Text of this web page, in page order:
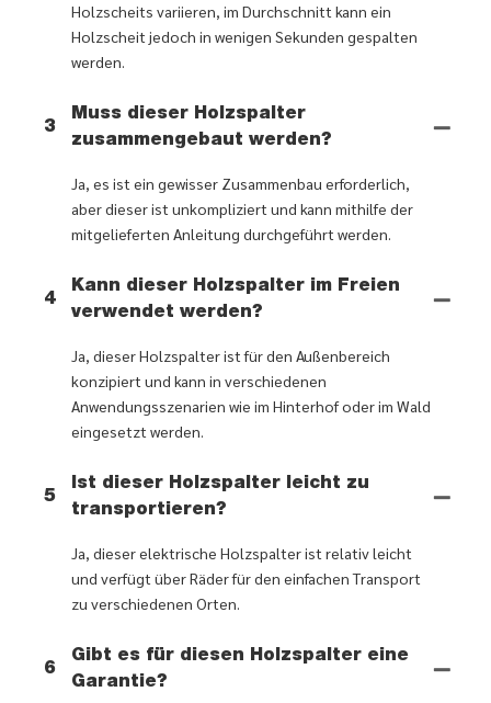
Holzscheits variieren, im Durchschnitt kann ein
Holzscheit jedoch in wenigen Sekunden gespalten
werden.
3
Muss dieser Holzspalter
zusammengebaut werden?
Ja, es ist ein gewisser Zusammenbau erforderlich,
aber dieser ist unkompliziert und kann mithilfe der
mitgelieferten Anleitung durchgeführt werden.
4
Kann dieser Holzspalter im Freien
verwendet werden?
Ja, dieser Holzspalter ist für den Außenbereich
konzipiert und kann in verschiedenen
Anwendungsszenarien wie im Hinterhof oder im Wald
eingesetzt werden.
5
Ist dieser Holzspalter leicht zu
transportieren?
Ja, dieser elektrische Holzspalter ist relativ leicht
und verfügt über Räder für den einfachen Transport
zu verschiedenen Orten.
6
Gibt es für diesen Holzspalter eine
Garantie?